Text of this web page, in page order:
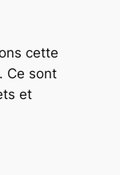
cette
Ce sont
et